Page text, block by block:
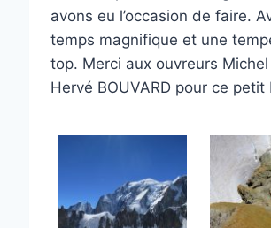
avons eu l’occasion de faire.
temps magnifique et une
top. Merci aux ouvreurs
Hervé BOUVARD pour ce petit